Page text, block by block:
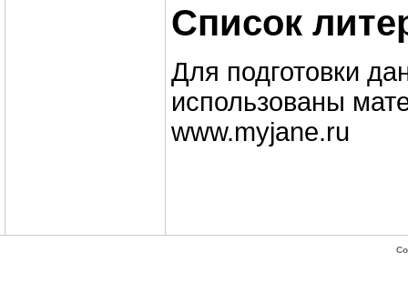
Список
Для подготовки
использованы
www.myjane.ru